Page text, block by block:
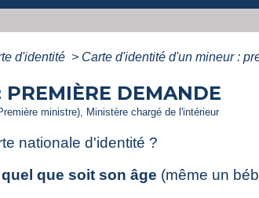
d'identité > Carte d'identité d'un mineur :
DEMANDE
ministre), Ministère chargé de l'intérieur
nationale d'identité ?
quel que soit son âge (même un